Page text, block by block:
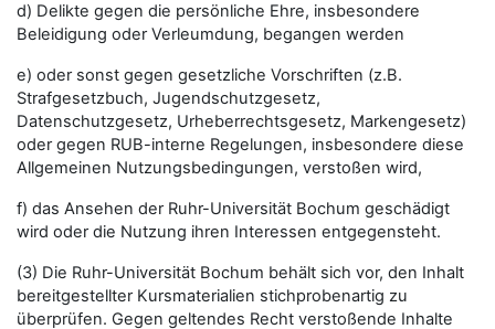
d) Delikte gegen die persönliche Ehre, insbesondere
Beleidigung oder Verleumdung, begangen werden
e) oder sonst gegen gesetzliche Vorschriften (z.B.
Strafgesetzbuch, Jugendschutzgesetz,
Datenschutzgesetz, Urheberrechtsgesetz, Markengesetz)
oder gegen RUB-interne Regelungen, insbesondere diese
Allgemeinen Nutzungsbedingungen, verstoßen wird,
f) das Ansehen der Ruhr-Universität Bochum geschädigt
wird oder die Nutzung ihren Interessen entgegensteht.
(3) Die Ruhr-Universität Bochum behält sich vor, den Inhalt
bereitgestellter Kursmaterialien stichprobenartig zu
überprüfen. Gegen geltendes Recht verstoßende Inhalte